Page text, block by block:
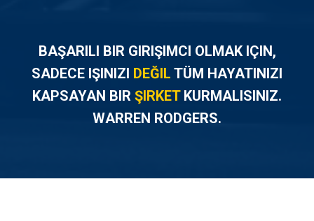
BAŞARILI BIR GIRIŞIMCI OLMAK IÇIN,
SADECE IŞINIZI DEĞIL TÜM HAYATINIZI
KAPSAYAN BIR ŞIRKETKURMALISINIZ.
WARREN RODGERS.